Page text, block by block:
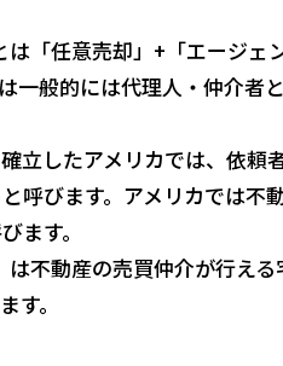
は「任意売却」+「エージェ
一般的には代理人・仲介者
立したアメリカでは、依頼
呼びます。アメリカでは不
ます。
は不動産の売買仲介が行え
す。